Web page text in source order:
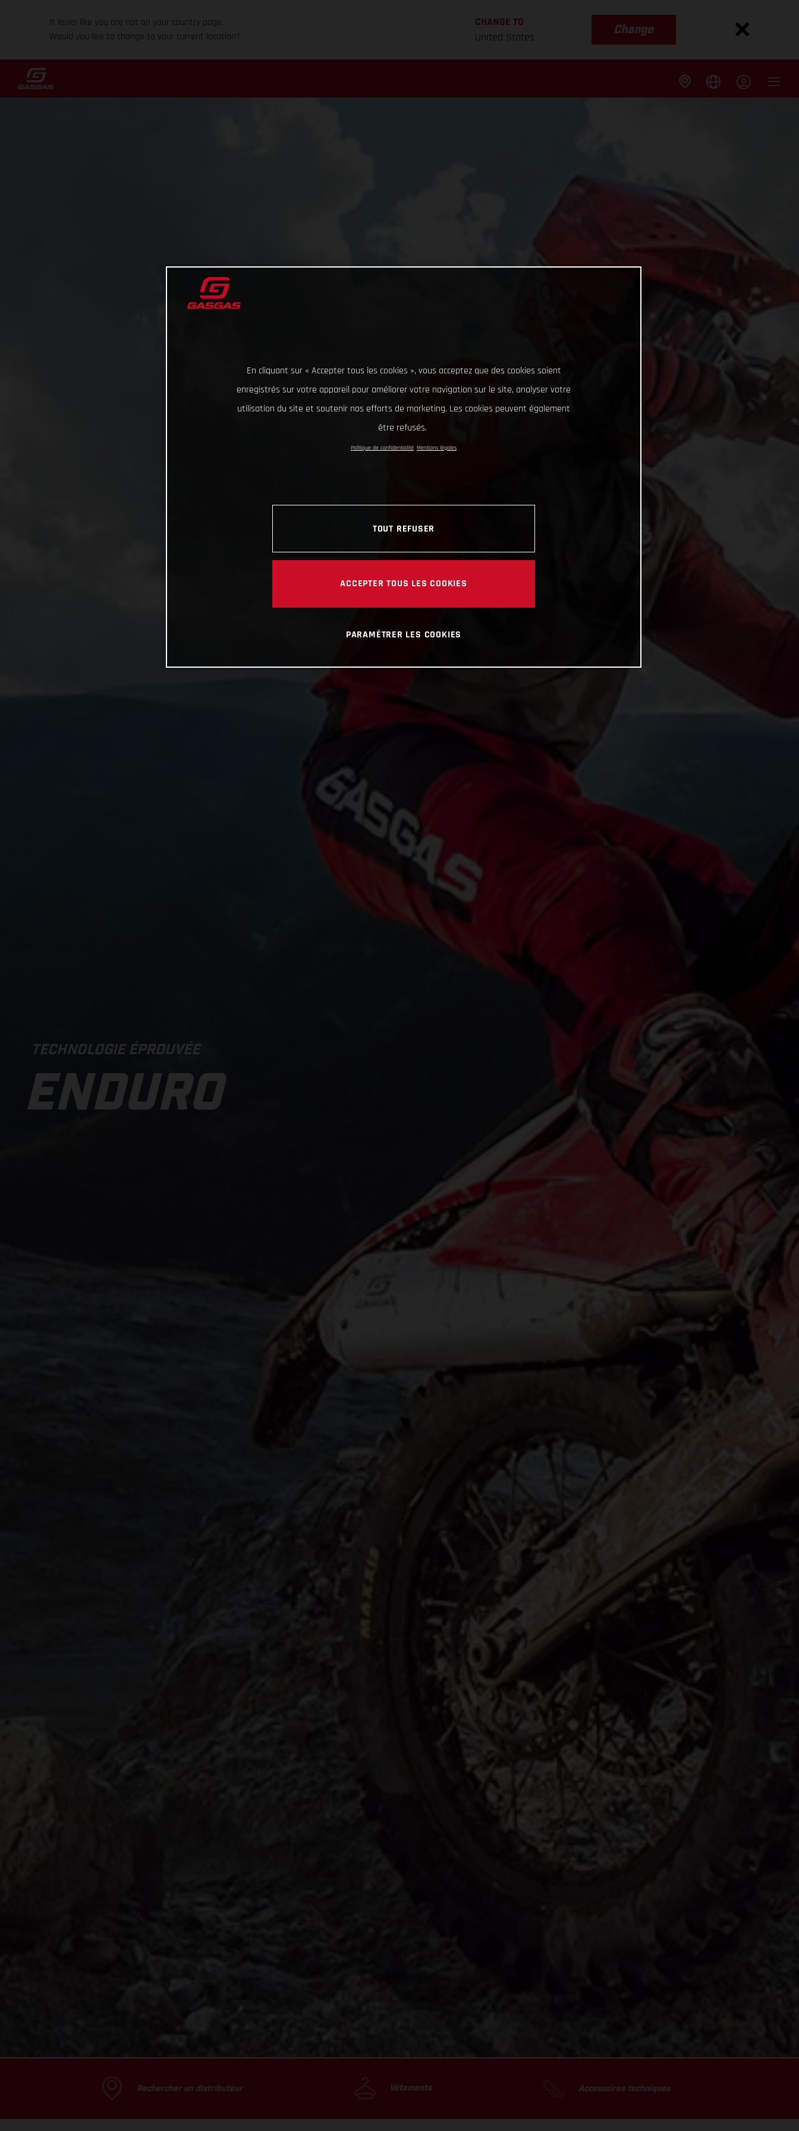
It looks like you are not on your country page.
Would you like to change to your current location?
CHANGE TO
United States
Change
TECHNOLOGIE ÉPROUVÉE
ENDURO
Rechercher un distributeur Vêtements Accessoires techniques
En cliquant sur « Accepter tous les cookies », vous acceptez que des cookies soient
enregistrés sur votre appareil pour améliorer votre navigation sur le site, analyser votre
utilisation du site et soutenir nos efforts de marketing. Les cookies peuvent également
être refusés.
Politique de confidentialité Mentions légales
TOUT REFUSER
ACCEPTER TOUS LES COOKIES
PARAMÉTRER LES COOKIES